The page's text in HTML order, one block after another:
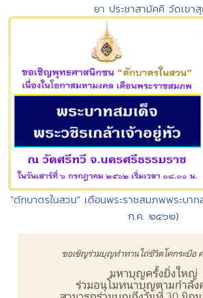
ยา ประชาสามัคคี วัดเขา
"ตักบาตรในสวน" เดือนพระราชสมภพพระบาท
ก.ค. ๒๕๖๒)